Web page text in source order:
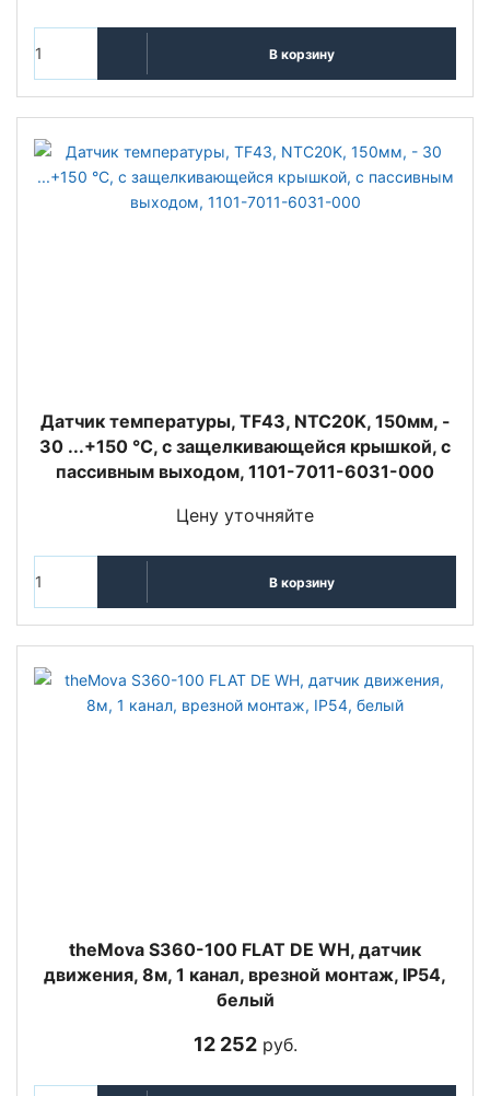
В корзину
Датчик температуры, TF43, NTC20K, 150мм, -
30 ...+150 °C, с защелкивающейся крышкой, с
пассивным выходом, 1101-7011-6031-000
Цену уточняйте
В корзину
theMova S360-100 FLAT DE WH, датчик
движения, 8м, 1 канал, врезной монтаж, IP54,
белый
12 252руб.